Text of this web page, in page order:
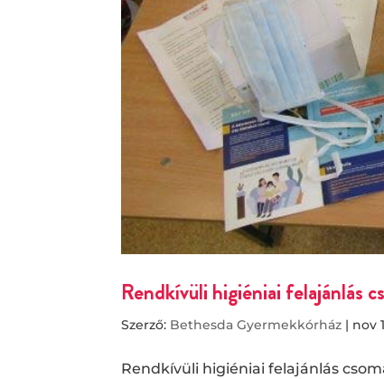
Rendkívüli higiéniai felajánlás
Szerző: Bethesda Gyermekkórház | nov
Rendkívüli higiéniai felajánlás